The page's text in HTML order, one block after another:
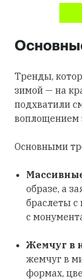
Тренды,
зимой — на
подхватили
воплощением
Основными
образе, а
браслеты с
с
Жемчуг в
жемчуг в
формах,